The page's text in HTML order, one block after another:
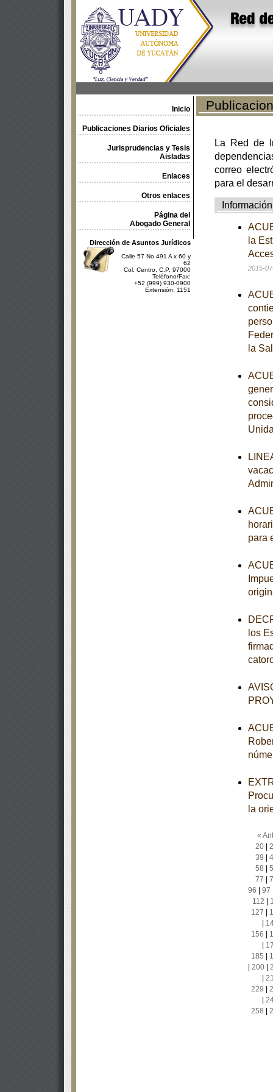
Inicio
Publicaciones Diarios Oficiales
Jurisprudencias y Tesis
Aisladas
Enlaces
Otros enlaces
Página del
Abogado General
Dirección de Asuntos Jurídicos
Calle 57 No 491 A x 60 y
62
Col. Centro, C.P. 97000
Teléfono/Fax:
+52 (999) 930-0900
Extensión: 1151
La Red de
correo
para el
Información
la
2015-
la
para
los
la
«
20|
39
58
77
96
97
112
127
156
185
200|
229
258